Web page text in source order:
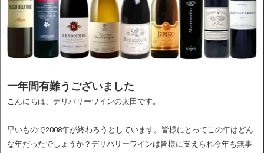
メルマガ登録
ワイン検索
【ワインセラーショップ】
お電話 （03-5913-8046）
一年間有難うございました
こんにちは、デリバリーワインの太田です。
早いもので2008年が終わろうとしています。皆様にとってこの年はどん
な年だったでしょうか？デリバリーワインは皆様に支えられ今年も無事